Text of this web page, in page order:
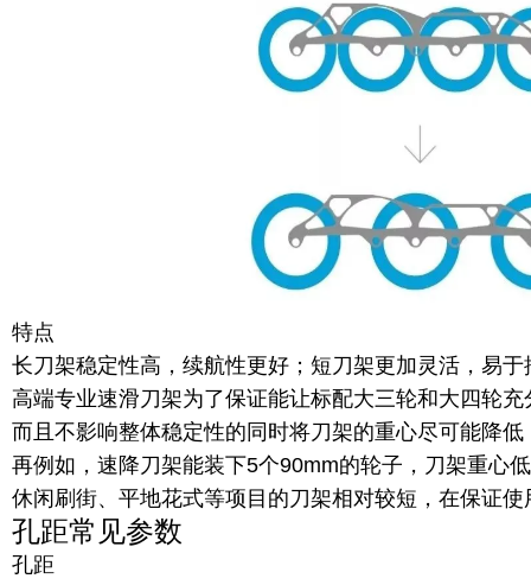
特点
长刀架稳定性高，续航性更好；短刀架更加灵活，易
高端专业速滑刀架为了保证能让标配大三轮和大四轮
而且不影响整体稳定性的同时将刀架的重心尽可能降
再例如，速降刀架能装下5个90mm的轮子，刀架重心
休闲刷街、平地花式等项目的刀架相对较短，在保证
孔距常见参数
孔距